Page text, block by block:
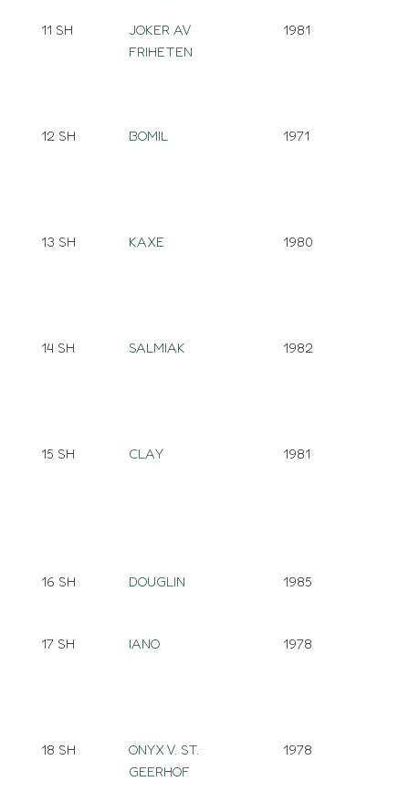
11 SH
JOKER AV
FRIHETEN
1981
12 SH BOMIL 1971
13 SH KAXE 1980
14 SH SALMIAK 1982
15 SH CLAY 1981
16 SH DOUGLIN 1985
17 SH IANO 1978
18 SH
ONYX V. ST.
GEERHOF
1978